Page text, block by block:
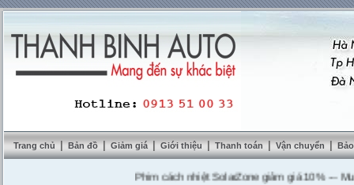
Trang chủ | Bản đồ | Giảm giá | Giới thiệu | Thanh toán | Vận chuyển |
Phim cách nhiệt SolarZone giảm giá 10%---Mua